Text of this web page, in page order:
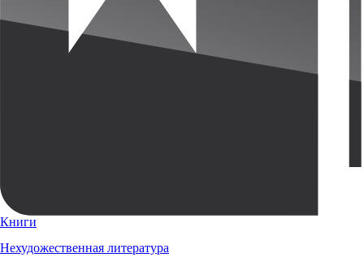
Книги
Нехудожественная литература